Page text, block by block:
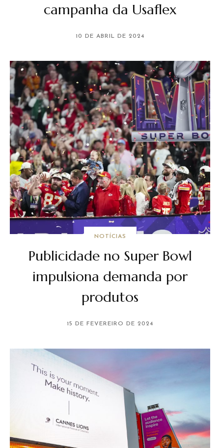
campanha da Usaflex
10 DE ABRIL DE 2024
NOTÍCIAS
Publicidade no Super Bowl
impulsiona demanda por
produtos
15 DE FEVEREIRO DE 2024